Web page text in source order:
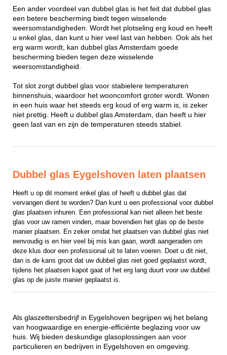
Een ander voordeel van dubbel glas is het feit dat dubbel glas
een betere bescherming biedt tegen wisselende
weersomstandigheden. Wordt het plotseling erg koud en heeft
u enkel glas, dan kunt u hier veel last van hebben. Ook als het
erg warm wordt, kan dubbel glas Amsterdam goede
bescherming bieden tegen deze wisselende
weersomstandigheid.
Tot slot zorgt dubbel glas voor stabielere temperaturen
binnenshuis, waardoor het wooncomfort groter wordt. Wonen
in een huis waar het steeds erg koud of erg warm is, is zeker
niet prettig. Heeft u dubbel glas Amsterdam, dan heeft u hier
geen last van en zijn de temperaturen steeds stabiel.
Dubbel glas Eygelshoven laten plaatsen
Heeft u op dit moment enkel glas of heeft u dubbel glas dat
vervangen dient te worden? Dan kunt u een professional voor dubbel
glas plaatsen inhuren. Een professional kan niet alleen het beste
glas voor uw ramen vinden, maar bovendien het glas op de beste
manier plaatsen. En zeker omdat het plaatsen van dubbel glas niet
eenvoudig is en hier veel bij mis kan gaan, wordt aangeraden om
deze klus door een professional uit te laten voeren. Doet u dit niet,
dan is de kans groot dat uw dubbel glas niet goed geplaatst wordt,
tijdens het plaatsen kapot gaat of het erg lang duurt voor uw dubbel
glas op de juiste manier geplaatst is.
Als glaszettersbedrijf in Eygelshoven begrijpen wij het belang
van hoogwaardige en energie-efficiënte beglazing voor uw
huis. Wij bieden deskundige glasoplossingen aan voor
particulieren en bedrijven in Eygelshoven en omgeving.